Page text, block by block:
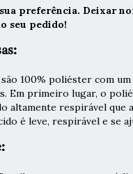
preferência. Deixar
seu pedido!
100% poliéster com
Em primeiro lugar, o
altamente respirável que
é leve, respirável e se